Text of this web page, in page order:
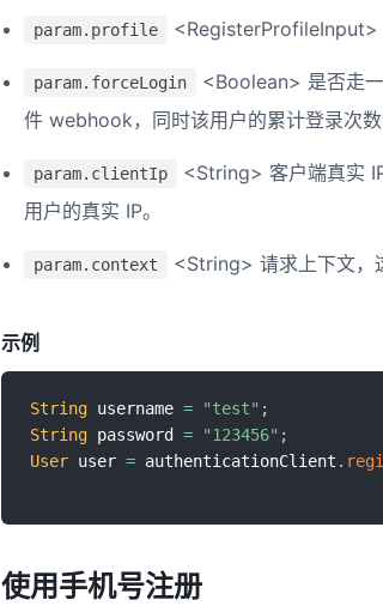
param.profile <RegisterProfileInput>
param.forceLogin
<Boolean> 是否走
件 webhook，同时该用户的累计登录次数
param.clientIp
<String> 客户端真实
用户的真实 IP。
param.context <String> 请求上下文，
示例
String username = "test" ;
String password = "123456" ;
User user = authenticationClient .
使用手机号注册